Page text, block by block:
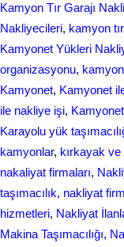
Kamyon Tır Garajı
Nakliyecileri, kamyon
Kamyonet Yükleri
organizasyonu,
Kamyonet, Kamyonet
ile nakliye işi,
Karayolu yük
kamyonlar, kırkayak
nakaliyat firmaları,
taşımacılık, nakliyat
hizmetleri, Nakliyat
Makina Taşımacılığı,